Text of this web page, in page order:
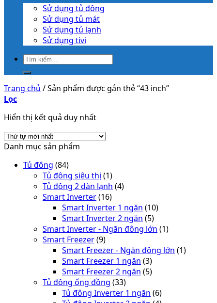
Sử dụng tủ đông
Sử dụng tủ mát
Sử dụng tủ lạnh
Sử dụng tivi
Trang chủ /Sản phẩm được gắn thẻ “43 inch”
Lọc
Hiển thị kết quả duy nhất
Danh mục sản phẩm
Tủ đông (84)
Tủ đông siêu thị (1)
Tủ đông 2 dàn lạnh (4)
Smart Inverter(16)
Smart Inverter 1 ngăn (10)
Smart Inverter 2 ngăn (5)
Smart Inverter - Ngăn đông lớn (1)
Smart Freezer(9)
Smart Freezer - Ngăn đông lớn (1)
Smart Freezer 1 ngăn (3)
Smart Freezer 2 ngăn (5)
Tủ đông ống đồng (33)
Tủ đông Inverter 1 ngăn (6)